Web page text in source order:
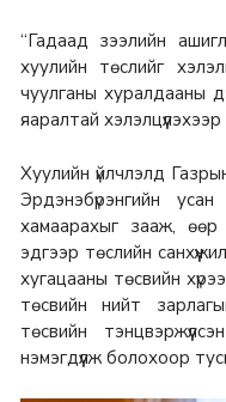
“Гадаад зээлийн
хуулийн төслийг
чуулганы хуралдааны
яаралтай
Хуулийн үйлчлэлд
Эрдэнэбүрэнгийн
хамаарахыг зааж,
эдгээр төслийн
хугацааны төсвийн
төсвийн нийт
төсвийн
нэмэгдүүлж болохоор